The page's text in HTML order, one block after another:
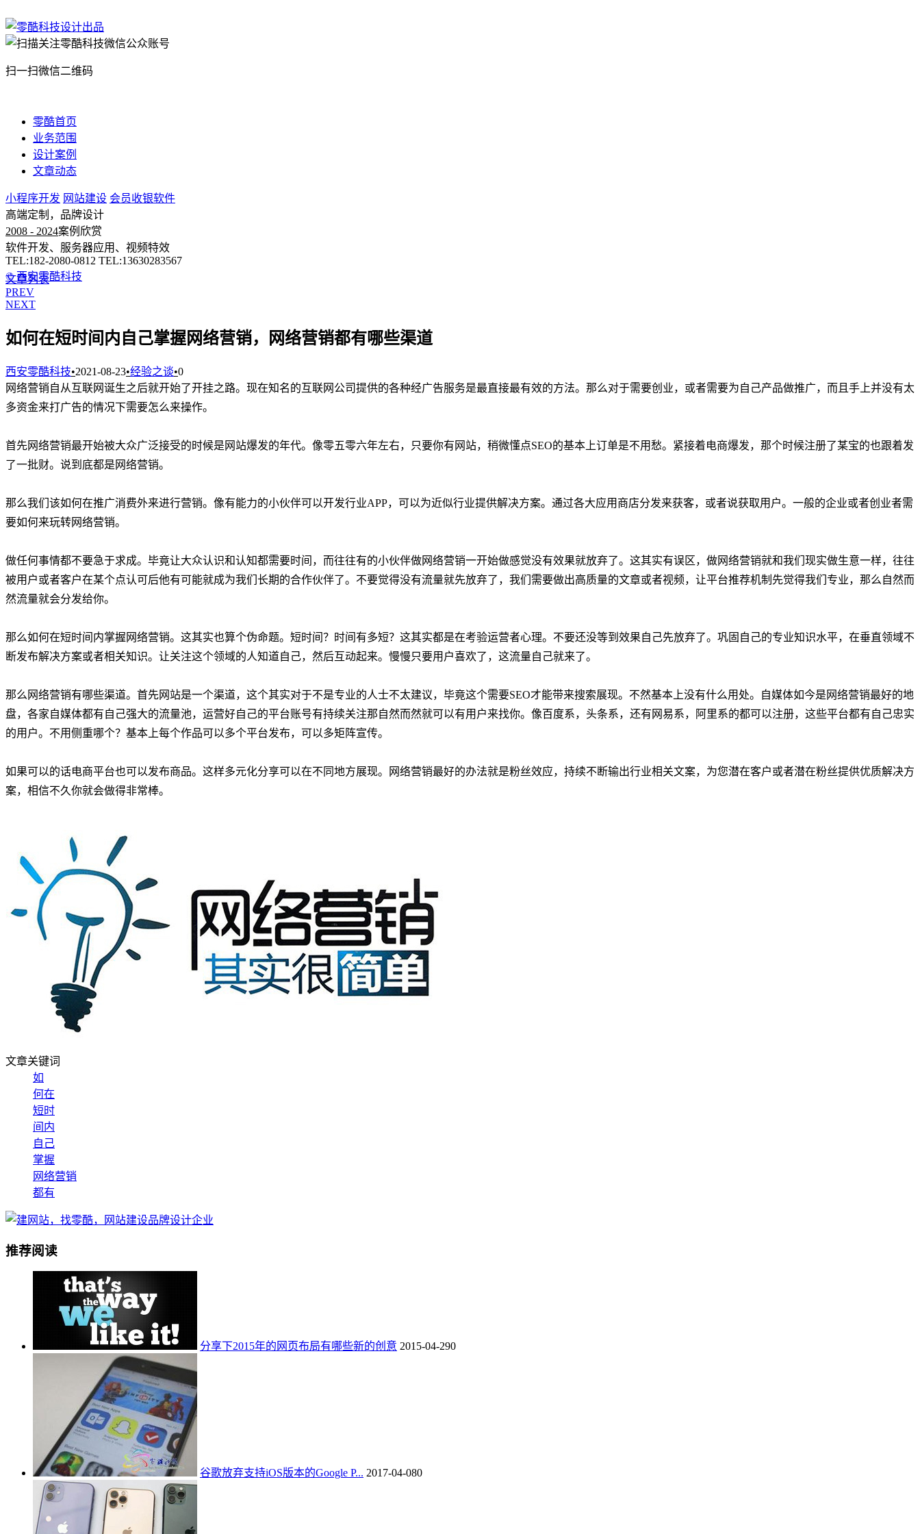
扫一扫微信二维码
零酷首页
业务范围
设计案例
文章动态
小程序开发 网站建设 会员收银软件
高端定制，品牌设计
2008 - 2024案例欣赏
软件开发、服务器应用、视频特效
TEL:182-2080-0812 TEL:13630283567
© 西安零酷科技
文章列表
PREV
NEXT
如何在短时间内自己掌握网络营销，网络营销都有哪些渠道
西安零酷科技•2021-08-23•经验之谈•0
网络营销自从互联网诞生之后就开始了开挂之路。现在知名的互联网公司提供的各种经广告服务是最直接最有效的方法。那么对于需要创业，或者需要为自己产品做推广，而且手上并没有太
多资金来打广告的情况下需要怎么来操作。
首先网络营销最开始被大众广泛接受的时候是网站爆发的年代。像零五零六年左右，只要你有网站，稍微懂点SEO的基本上订单是不用愁。紧接着电商爆发，那个时候注册了某宝的也跟着发
了一批财。说到底都是网络营销。
那么我们该如何在推广消费外来进行营销。像有能力的小伙伴可以开发行业APP，可以为近似行业提供解决方案。通过各大应用商店分发来获客，或者说获取用户。一般的企业或者创业者需
要如何来玩转网络营销。
做任何事情都不要急于求成。毕竟让大众认识和认知都需要时间，而往往有的小伙伴做网络营销一开始做感觉没有效果就放弃了。这其实有误区，做网络营销就和我们现实做生意一样，往往
被用户或者客户在某个点认可后他有可能就成为我们长期的合作伙伴了。不要觉得没有流量就先放弃了，我们需要做出高质量的文章或者视频，让平台推荐机制先觉得我们专业，那么自然而
然流量就会分发给你。
那么如何在短时间内掌握网络营销。这其实也算个伪命题。短时间？时间有多短？这其实都是在考验运营者心理。不要还没等到效果自己先放弃了。巩固自己的专业知识水平，在垂直领域不
断发布解决方案或者相关知识。让关注这个领域的人知道自己，然后互动起来。慢慢只要用户喜欢了，这流量自己就来了。
那么网络营销有哪些渠道。首先网站是一个渠道，这个其实对于不是专业的人士不太建议，毕竟这个需要SEO才能带来搜索展现。不然基本上没有什么用处。自媒体如今是网络营销最好的地
盘，各家自媒体都有自己强大的流量池，运营好自己的平台账号有持续关注那自然而然就可以有用户来找你。像百度系，头条系，还有网易系，阿里系的都可以注册，这些平台都有自己忠实
的用户。不用侧重哪个？基本上每个作品可以多个平台发布，可以多矩阵宣传。
如果可以的话电商平台也可以发布商品。这样多元化分享可以在不同地方展现。网络营销最好的办法就是粉丝效应，持续不断输出行业相关文案，为您潜在客户或者潜在粉丝提供优质解决方
案，相信不久你就会做得非常棒。
文章关键词
如
何在
短时
间内
自己
掌握
网络营销
都有
推荐阅读
分享下2015年的网页布局有哪些新的创意 2015-04-290
谷歌放弃支持iOS版本的Google P... 2017-04-080